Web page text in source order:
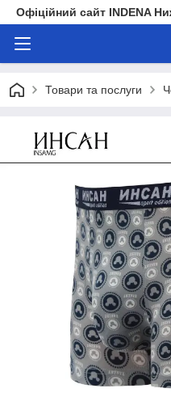
Офіційний сайт INDENA
Товари та послуги